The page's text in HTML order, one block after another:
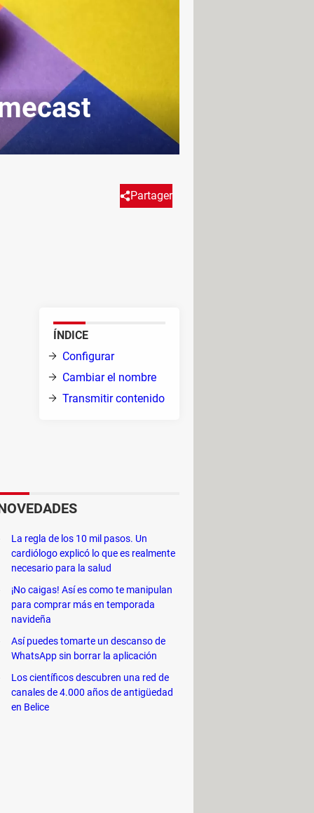
Partager
Smart TV para ver vídeos de
en la pantalla de tu
ÍNDICE
Configurar
Cambiar el nombre
Transmitir contenido
USB a Chromecast y el
Chromecast Ultra, puedes
red Wi-Fi con el nombre del
control remoto y continúa con la
La regla de los 10 mil pasos. Un
cardiólogo explicó lo que es realmente
necesario para la salud
¡No caigas! Así es como te manipulan
para comprar más en temporada
navideña
Así puedes tomarte un descanso de
WhatsApp sin borrar la aplicación
Los científicos descubren una red de
canales de 4.000 años de antigüedad
en Belice